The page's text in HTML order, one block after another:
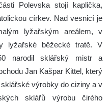
Polevska stojí kaplička,
církev. Nad vesnicí je
lyžařským areálem, v
lyžařské běžecké tratě. V
narodil sklářský mistr a
Jan Kašpar Kittel, který
výrobky do ciziny a v
sklářů výrobu čirého